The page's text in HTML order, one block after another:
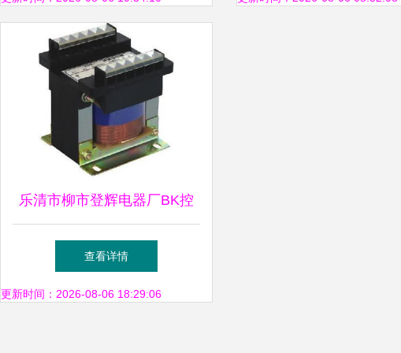
乐清市柳市登辉电器厂BK控
制变压器3000VA产品介绍与
配件指南
查看详情
更新时间：2026-08-06 18:29:06